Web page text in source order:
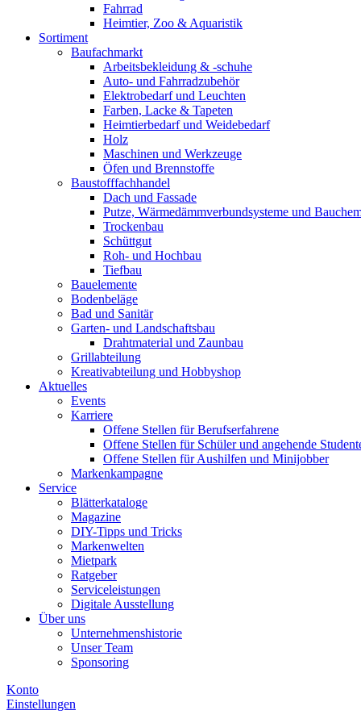
Fahrrad
Heimtier, Zoo & Aquaristik
Sortiment
Baufachmarkt
Arbeitsbekleidung & -schuhe
Auto- und Fahrradzubehör
Elektrobedarf und Leuchten
Farben, Lacke & Tapeten
Heimtierbedarf und Weidebedarf
Holz
Maschinen und Werkzeuge
Öfen und Brennstoffe
Baustofffachhandel
Dach und Fassade
Putze, Wärmedämmverbundsysteme und
Trockenbau
Schüttgut
Roh- und Hochbau
Tiefbau
Bauelemente
Bodenbeläge
Bad und Sanitär
Garten- und Landschaftsbau
Drahtmaterial und Zaunbau
Grillabteilung
Kreativabteilung und Hobbyshop
Aktuelles
Events
Karriere
Offene Stellen für Berufserfahrene
Offene Stellen für Schüler und angehende
Offene Stellen für Aushilfen und Minijobber
Markenkampagne
Service
Blätterkataloge
Magazine
DIY-Tipps und Tricks
Markenwelten
Mietpark
Ratgeber
Serviceleistungen
Digitale Ausstellung
Über uns
Unternehmenshistorie
Unser Team
Sponsoring
Konto
Einstellungen